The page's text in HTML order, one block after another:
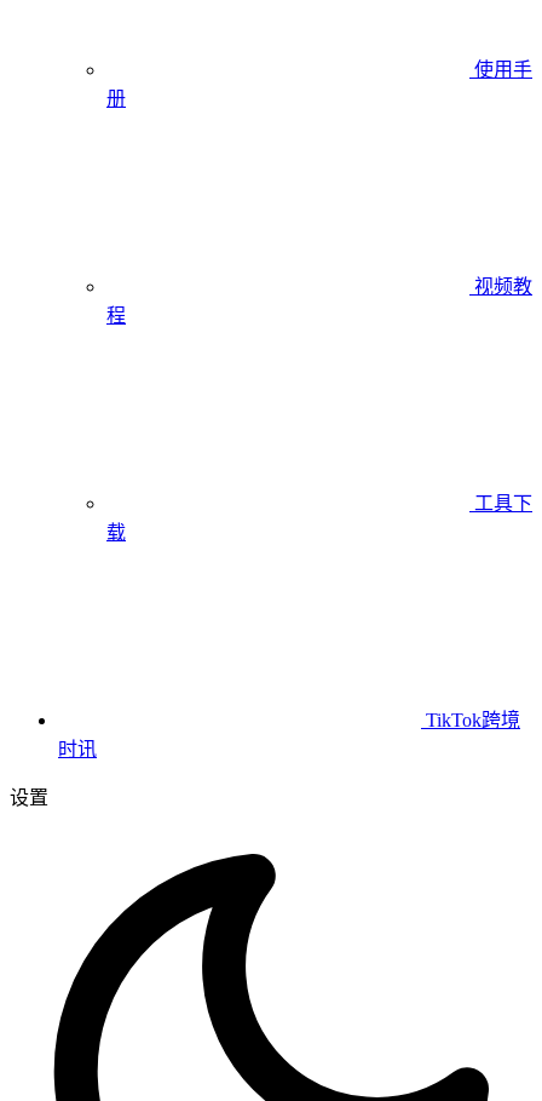
使用手
册
视频教
程
工具下
载
TikTok跨境
时讯
设置